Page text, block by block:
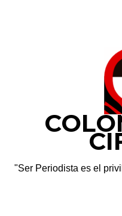
"Ser Periodista es el